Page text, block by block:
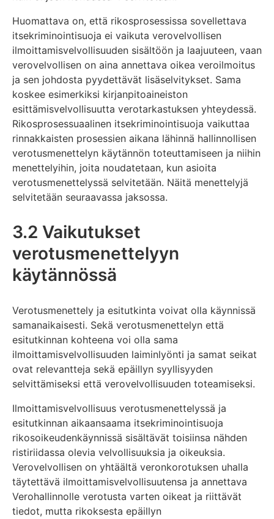
Huomattava on, että rikosprosessissa sovellettava
itsekriminointisuoja ei vaikuta verovelvollisen
ilmoittamisvelvollisuuden sisältöön ja laajuuteen, vaan
verovelvollisen on aina annettava oikea veroilmoitus
ja sen johdosta pyydettävät lisäselvitykset. Sama
koskee esimerkiksi kirjanpitoaineiston
esittämisvelvollisuutta verotarkastuksen yhteydessä.
Rikosprosessuaalinen itsekriminointisuoja vaikuttaa
rinnakkaisten prosessien aikana lähinnä hallinnollisen
verotusmenettelyn käytännön toteuttamiseen ja niihin
menettelyihin, joita noudatetaan, kun asioita
verotusmenettelyssä selvitetään. Näitä menettelyjä
selvitetään seuraavassa jaksossa.
3.2 Vaikutukset
verotusmenettelyyn
käytännössä
Verotusmenettely ja esitutkinta voivat olla käynnissä
samanaikaisesti. Sekä verotusmenettelyn että
esitutkinnan kohteena voi olla sama
ilmoittamisvelvollisuuden laiminlyönti ja samat seikat
ovat relevantteja sekä epäillyn syyllisyyden
selvittämiseksi että verovelvollisuuden toteamiseksi.
Ilmoittamisvelvollisuus verotusmenettelyssä ja
esitutkinnan aikaansaama itsekriminointisuoja
rikosoikeudenkäynnissä sisältävät toisiinsa nähden
ristiriidassa olevia velvollisuuksia ja oikeuksia.
Verovelvollisen on yhtäältä veronkorotuksen uhalla
täytettävä ilmoittamisvelvollisuutensa ja annettava
Verohallinnolle verotusta varten oikeat ja riittävät
tiedot, mutta rikoksesta epäillyn